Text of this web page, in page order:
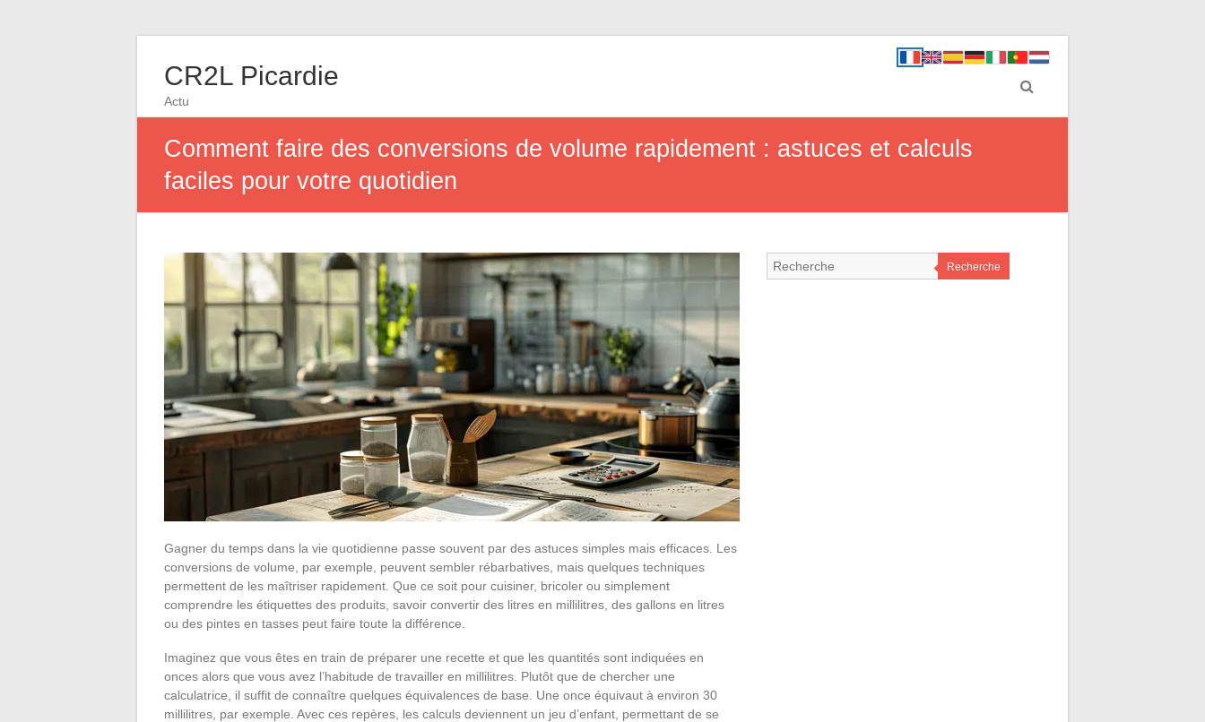
CR2L Picardie
Actu
Comment faire des conversions de volume rapidement : astuces et calculs
faciles pour votre quotidien
Gagner du temps dans la vie quotidienne passe souvent par des astuces simples mais efficaces. Les
conversions de volume, par exemple, peuvent sembler rébarbatives, mais quelques techniques
permettent de les maîtriser rapidement. Que ce soit pour cuisiner, bricoler ou simplement
comprendre les étiquettes des produits, savoir convertir des litres en millilitres, des gallons en litres
ou des pintes en tasses peut faire toute la différence.
Imaginez que vous êtes en train de préparer une recette et que les quantités sont indiquées en
onces alors que vous avez l’habitude de travailler en millilitres. Plutôt que de chercher une
calculatrice, il suffit de connaître quelques équivalences de base. Une once équivaut à environ 30
millilitres, par exemple. Avec ces repères, les calculs deviennent un jeu d’enfant, permettant de se
Recherche